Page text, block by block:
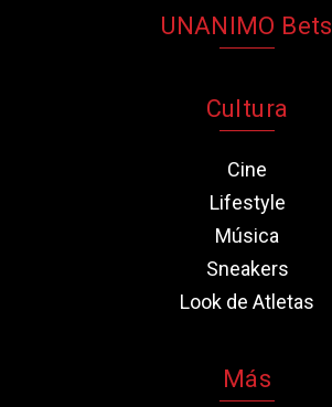
UNANIMO Bets
Cultura
Cine
Lifestyle
Música
Sneakers
Look de Atletas
Más